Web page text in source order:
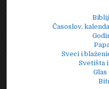
Časoslov,
Sveci i
Svetišta